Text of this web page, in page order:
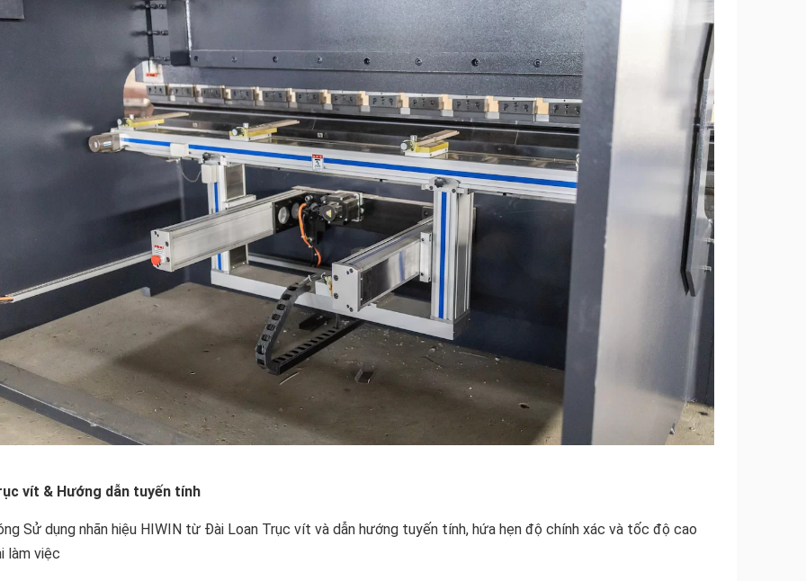
vít & Hướng dẫn tuyến tính
Sử dụng nhãn hiệu HIWIN từ Đài Loan Trục vít và dẫn hướng tuyến tính, hứa hẹn độ chính xác và tốc độ cao
làm việc